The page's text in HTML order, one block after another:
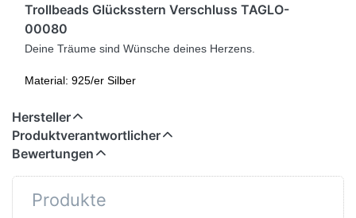
Trollbeads Glücksstern Verschluss TAGLO-
00080
Deine Träume sind Wünsche deines Herzens.
Material: 925/er Silber
Hersteller
Produktverantwortlicher
Bewertungen
Produkte